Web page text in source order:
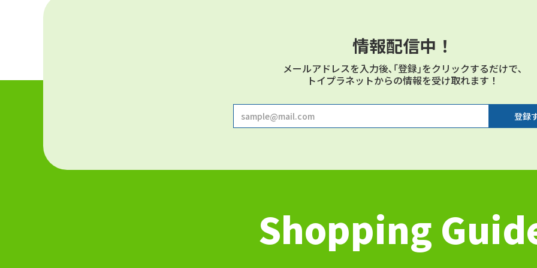
情報配信中！
メールアドレスを⼊⼒後､｢登録｣をクリックするだけで､
トイプラネットからの情報を受け取れます！
Shopping